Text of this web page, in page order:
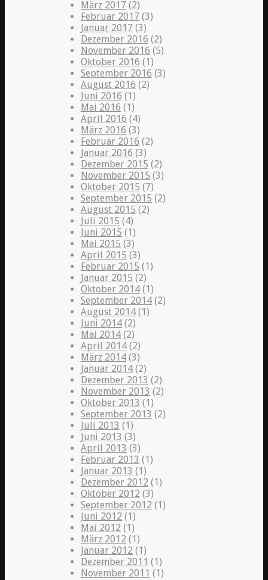
März 2017 (2)
Februar 2017 (3)
Januar 2017 (3)
Dezember 2016 (2)
November 2016 (5)
Oktober 2016 (1)
September 2016 (3)
August 2016 (2)
Juni 2016 (1)
Mai 2016 (1)
April 2016 (4)
März 2016 (3)
Februar 2016 (2)
Januar 2016 (3)
Dezember 2015 (2)
November 2015 (3)
Oktober 2015 (7)
September 2015 (2)
August 2015 (2)
Juli 2015 (4)
Juni 2015 (1)
Mai 2015 (3)
April 2015 (3)
Februar 2015 (1)
Januar 2015 (2)
Oktober 2014 (1)
September 2014 (2)
August 2014 (1)
Juni 2014 (2)
Mai 2014 (2)
April 2014 (2)
März 2014 (3)
Januar 2014 (2)
Dezember 2013 (2)
November 2013 (2)
Oktober 2013 (1)
September 2013 (2)
Juli 2013 (1)
Juni 2013 (3)
April 2013 (3)
Februar 2013 (1)
Januar 2013 (1)
Dezember 2012 (1)
Oktober 2012 (3)
September 2012 (1)
Juni 2012 (1)
Mai 2012 (1)
März 2012 (1)
Januar 2012 (1)
Dezember 2011 (1)
November 2011 (1)